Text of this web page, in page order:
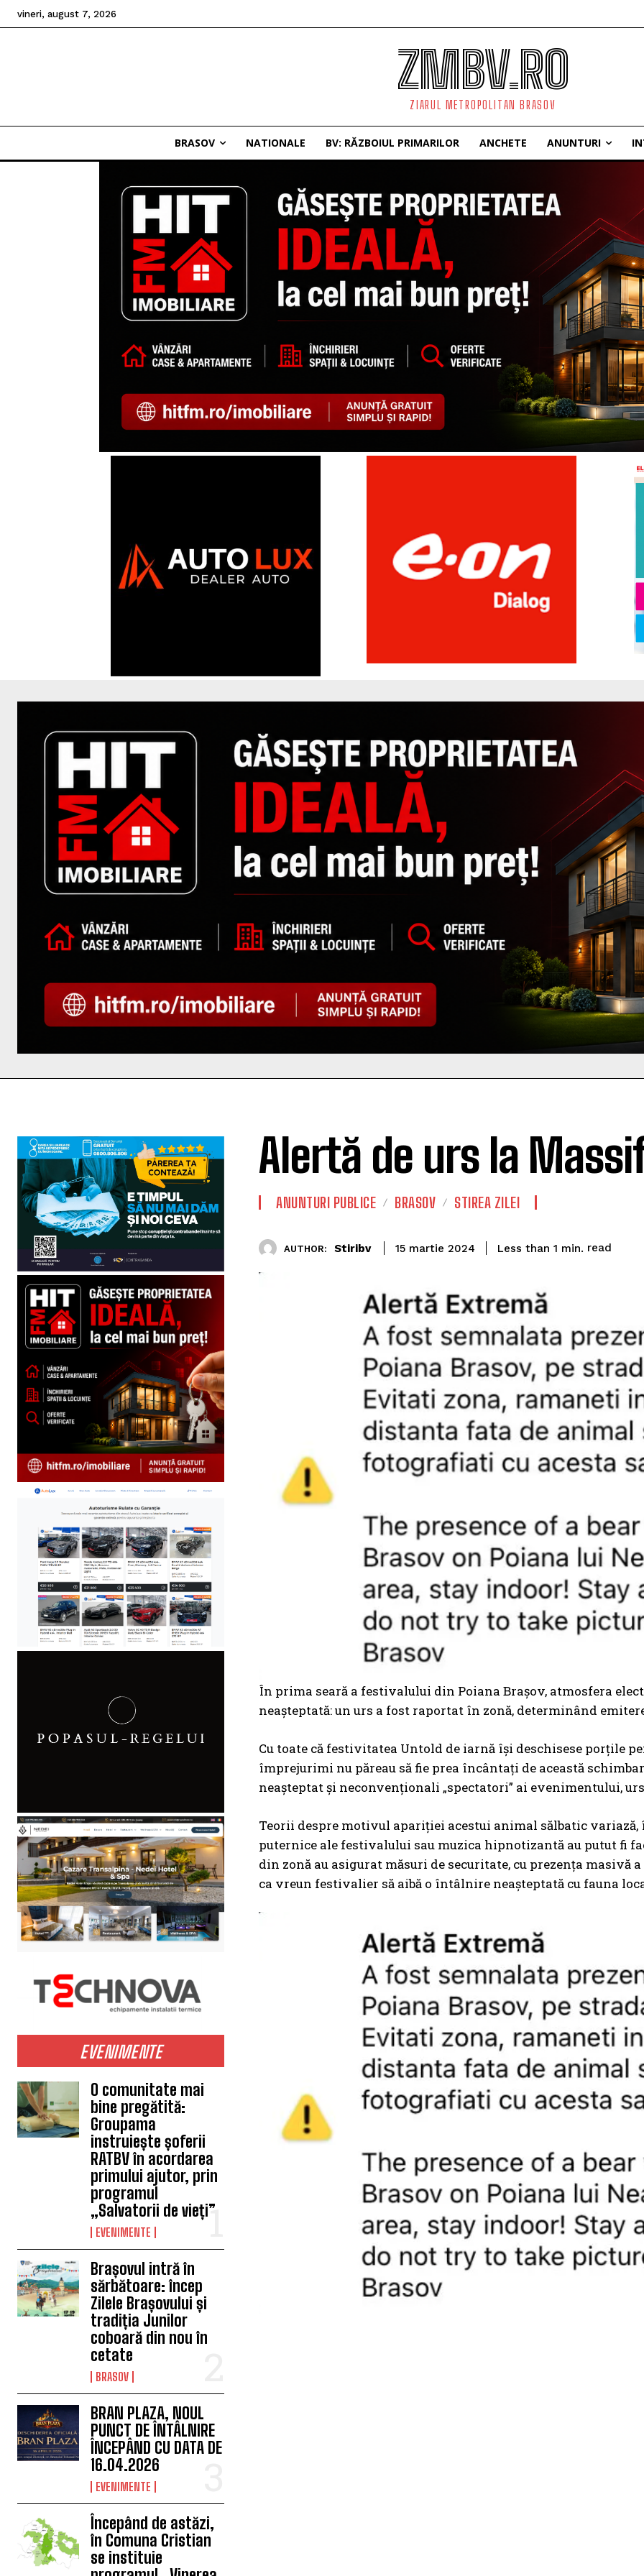
vineri, august 7, 2026
ZMBV.RO
ZIARUL METROPOLITAN BRASOV
BRASOV NATIONALE BV: RĂZBOIUL PRIMARILOR ANCHETE ANUNTURI
EVENIMENTE
O comunitate mai
bine pregătită:
Groupama
instruiește șoferii
RATBV în acordarea
primului ajutor, prin
programul
„Salvatorii de vieți”
EVENIMENTE
Brașovul intră în
sărbătoare: încep
Zilele Brașovului și
tradiția Junilor
coboară din nou în
cetate
BRASOV
BRAN PLAZA, NOUL
PUNCT DE ÎNTÂLNIRE
ÎNCEPÂND CU DATA DE
16.04.2026
EVENIMENTE
Începând de astăzi,
în Comuna Cristian
se instituie
Alertă de urs la
ANUNTURI PUBLICE BRASOV STIREA ZILEI
AUTHOR: Stiribv 15 martie 2024 Less than 1 min. read
În prima seară a festivalului din Poiana Brașov, atmosfera
neașteptată: un urs a fost raportat în zonă, determinând
Cu toate că festivitatea Untold de iarnă își deschisese porțile
împrejurimi nu păreau să fie prea încântați de această
neașteptat și neconvenționali „spectatori” ai evenimentului,
Teorii despre motivul apariției acestui animal sălbatic variază,
puternice ale festivalului sau muzica hipnotizantă au putut fi
din zonă au asigurat măsuri de securitate, cu prezența
ca vreun festivalier să aibă o întâlnire neașteptată cu fauna